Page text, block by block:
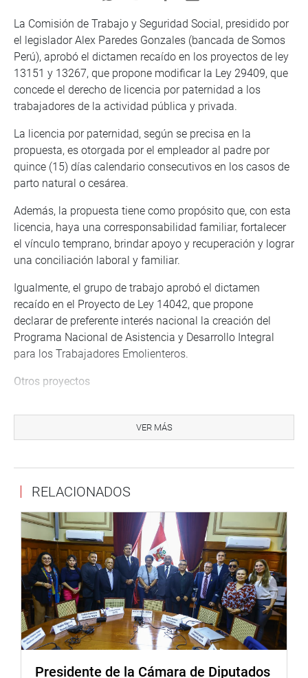
La Comisión de Trabajo y Seguridad Social, presidido por
el legislador Alex Paredes Gonzales (bancada de Somos
Perú), aprobó el dictamen recaído en los proyectos de ley
13151 y 13267, que propone modificar la Ley 29409, que
concede el derecho de licencia por paternidad a los
trabajadores de la actividad pública y privada.
La licencia por paternidad, según se precisa en la
propuesta, es otorgada por el empleador al padre por
quince (15) días calendario consecutivos en los casos de
parto natural o cesárea.
Además, la propuesta tiene como propósito que, con esta
licencia, haya una corresponsabilidad familiar, fortalecer
el vínculo temprano, brindar apoyo y recuperación y lograr
una conciliación laboral y familiar.
Igualmente, el grupo de trabajo aprobó el dictamen
recaído en el Proyecto de Ley 14042, que propone
declarar de preferente interés nacional la creación del
Programa Nacional de Asistencia y Desarrollo Integral
para los Trabajadores Emolienteros.
Otros proyectos
de Ley 14692, que plantea reconocer la Compensación
por Tiempo de Servicios (CTS) de los profesionales
También, aprobó el dictamen recaído en el Proyecto de
Ley 13125 que, con texto sustitutorio, propone modificar
la Ley 29419, que regula la actividad de los recicladores,
para fortalecer su derecho a la salud, educación y
condiciones dignas de trabajo.
OFICINA DE COMUNICACIONES E IMAGEN
INSTITUCIONAL
VER MÁS
RELACIONADOS
Presidente de la Cámara de Diputados